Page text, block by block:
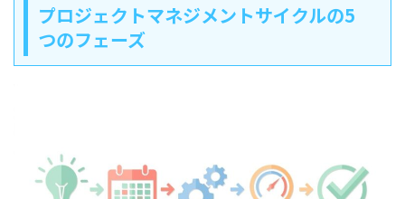
プロジェクトマネジメントサイクルの5
つのフェーズ